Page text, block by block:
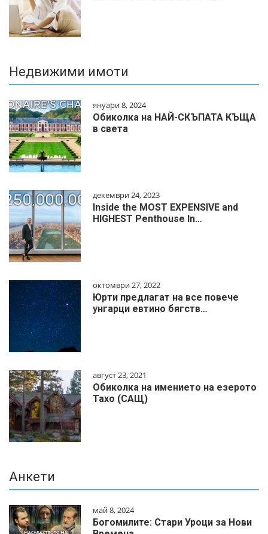
Недвижими имоти
януари 8, 2024
Обиколка на НАЙ-СКЪПАТА КЪЩА
в света
декември 24, 2023
Inside the MOST EXPENSIVE and
HIGHEST Penthouse In…
октомври 27, 2022
Юрти предлагат на все повече
унгарци евтино бягств…
август 23, 2021
Обиколка на имението на езерото
Тахо (САЩ)
Анкети
май 8, 2024
Богомилите: Стари Уроци за Нови